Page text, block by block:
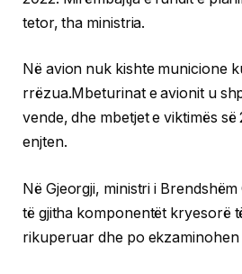
tetor, tha ministria.
Në avion nuk kishte municione
rrëzua.Mbeturinat e avionit u
vende, dhe mbetjet e viktimës
enjten.
Në Gjeorgji, ministri i
të gjitha komponentët kryesorë
rikuperuar dhe po ekzaminohen